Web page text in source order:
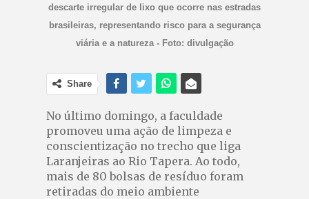
descarte irregular de lixo que ocorre nas estradas
brasileiras, representando risco para a segurança
viária e a natureza - Foto: divulgação
Share
No último domingo, a faculdade
promoveu uma ação de limpeza e
conscientização no trecho que liga
Laranjeiras ao Rio Tapera. Ao todo,
mais de 80 bolsas de resíduo foram
retiradas do meio ambiente